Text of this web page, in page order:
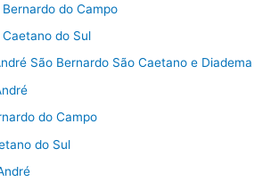
do Campo
do Sul
São Bernardo São Caetano e Diadema
do Campo
do Sul